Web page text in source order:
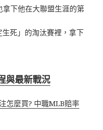
下他在大聯盟生涯的第
死」的淘汰賽裡，拿下
與最新戰況
怎麼買? 中職MLB賠率